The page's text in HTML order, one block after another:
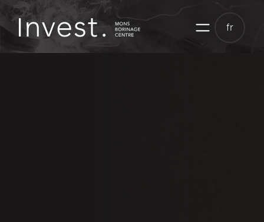
Aller
contenu
fr